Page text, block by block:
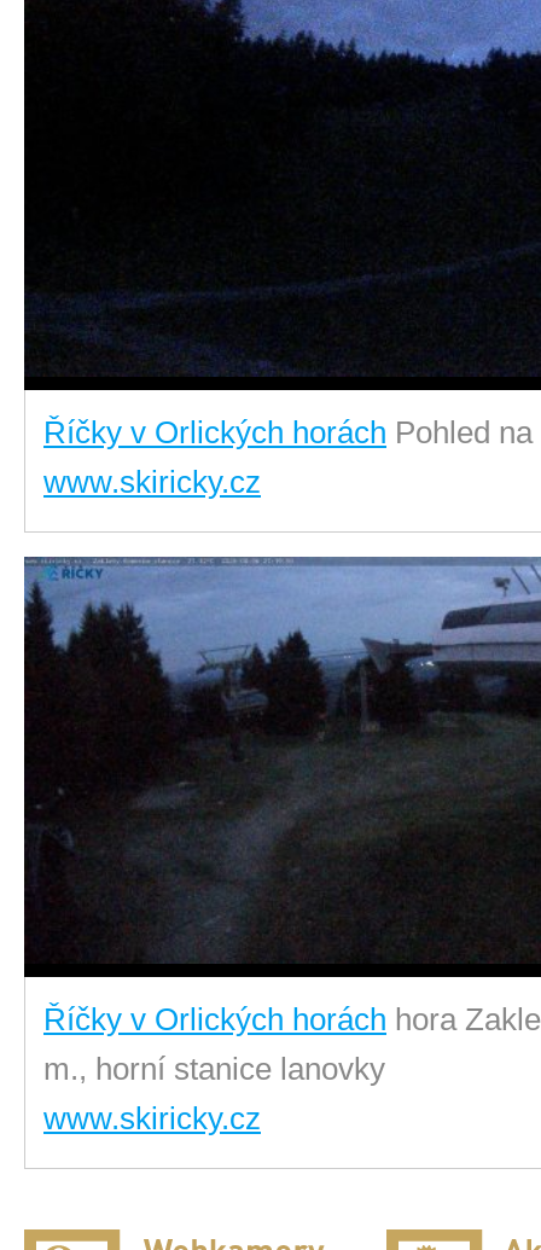
Říčky v Orlických horách Pohled
www.skiricky.cz
Říčky v Orlických horách hora
m., horní stanice lanovky
www.skiricky.cz